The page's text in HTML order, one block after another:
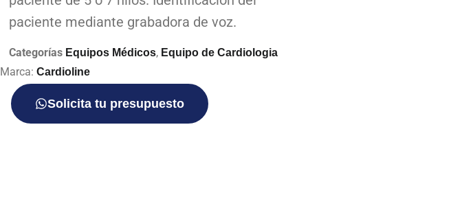
paciente mediante grabadora de voz.
Categorías Equipos Médicos, Equipo de Cardiologia
Marca: Cardioline
Solicita tu presupuesto